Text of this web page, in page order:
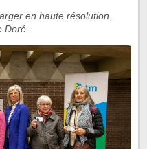
en haute résolution.
Doré.